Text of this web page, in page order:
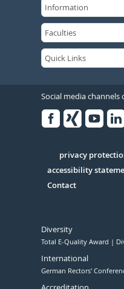
Social media
Serivce
privacy
accessibility
Contact
Diversity
Total E-Quality Award
International
German Rectors'